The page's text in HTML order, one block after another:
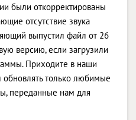
были откорректированы
отсутствие звука
выпустил файл от 26
версию, если загрузили
Приходите в наши
обновлять только любимые
переданные нам для